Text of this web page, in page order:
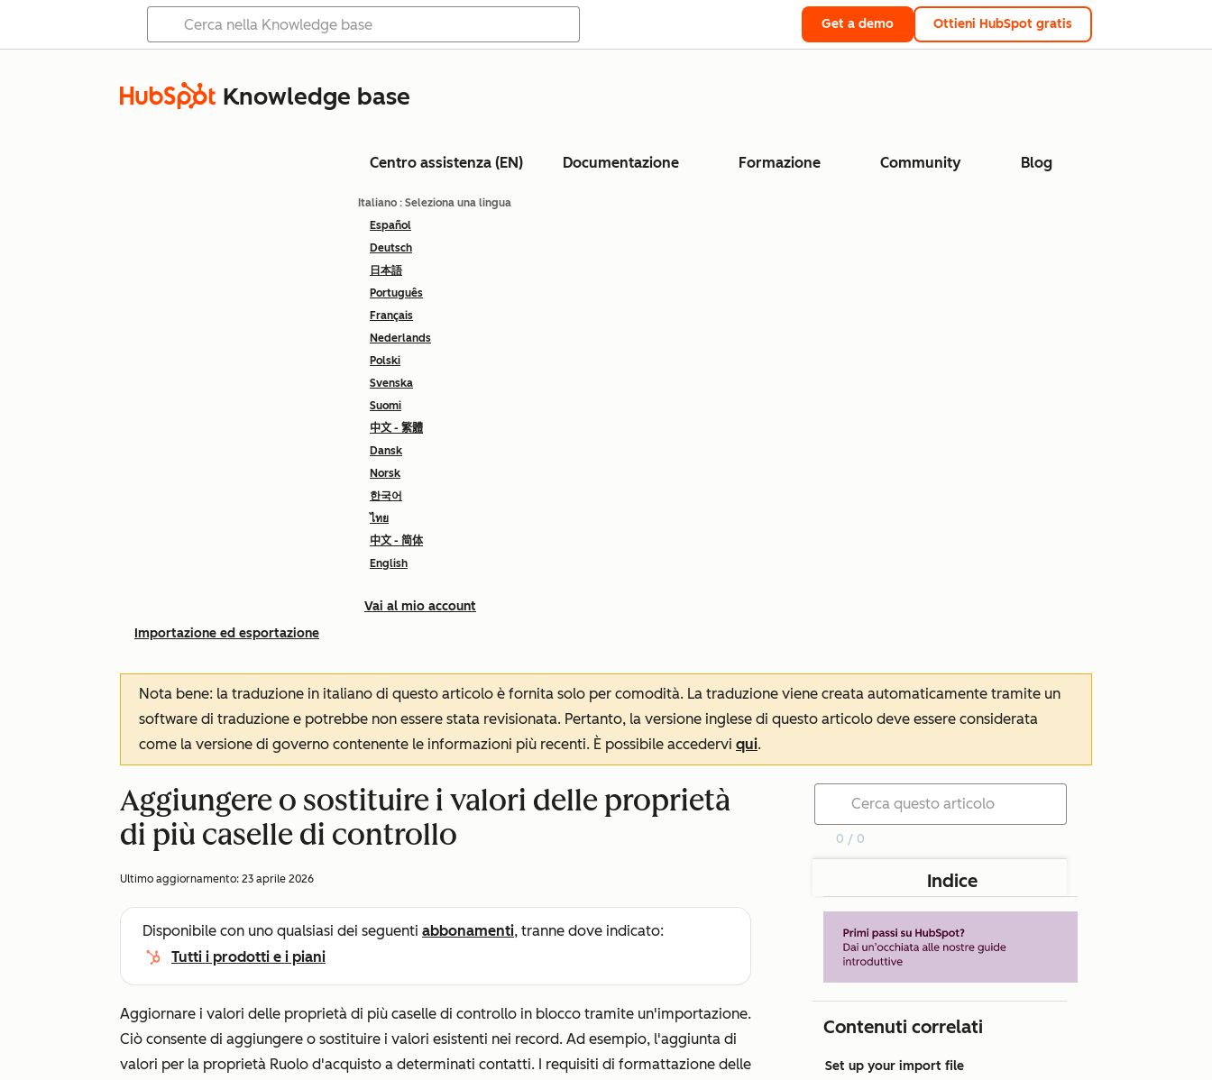
Get a demo Ottieni HubSpot gratis
Knowledge base
Centro assistenza (EN) Documentazione Formazione Community Blog
Italiano : Seleziona una lingua
Español
Deutsch
日本語
Português
Français
Nederlands
Polski
Svenska
Suomi
中文 - 繁體
Dansk
Norsk
한국어
ไทย
中文 - 简体
English
Vai al mio account
Importazione ed esportazione
Nota bene: la traduzione in italiano di questo articolo è fornita solo per comodità. La traduzione viene creata automaticamente tramite un
software di traduzione e potrebbe non essere stata revisionata. Pertanto, la versione inglese di questo articolo deve essere considerata
come la versione di governo contenente le informazioni più recenti. È possibile accedervi qui.
Aggiungere o sostituire i valori delle proprietà
di più caselle di controllo
Ultimo aggiornamento: 23 aprile 2026
Disponibile con uno qualsiasi dei seguenti abbonamenti, tranne dove indicato:
Tutti i prodotti e i piani
Aggiornare i valori delle proprietà di più caselle di controllo in blocco tramite un'importazione.
Ciò consente di aggiungere o sostituire i valori esistenti nei record. Ad esempio, l'aggiunta di
valori per la proprietà Ruolo d'acquisto a determinati contatti. I requisiti di formattazione delle
0 / 0
Indice
Contenuti correlati
Set up your import file